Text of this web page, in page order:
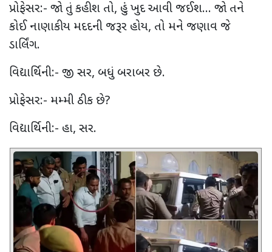
પ્રોફેસર:- જો તું કહીશ તો, હું ખુદ આવી જઈશ... જો તને
કોઈ નાણાકીય મદદની જરૂર હોય, તો મને જણાવ જે
ડાર્લિંગ.
વિદ્યાર્થિની:- જી સર, બધું બરાબર છે.
પ્રોફેસર:- મમ્મી ઠીક છે?
વિદ્યાર્થિની:- હા, સર.